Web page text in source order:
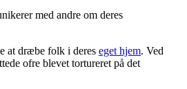
med andre om deres
at dræbe folk i deres eget hjem. Ved
ofre blevet tortureret på det